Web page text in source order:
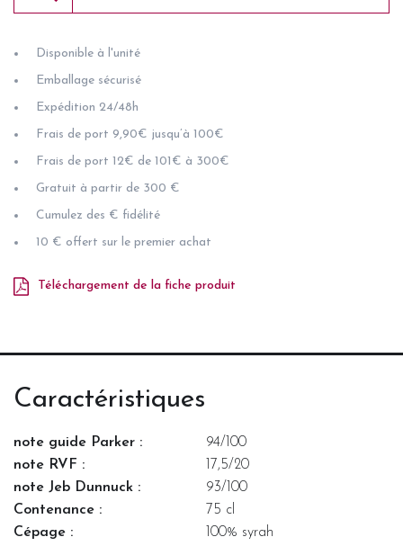
Disponible à l'unité
Emballage sécurisé
Expédition 24/48h
Frais de port 9,90€ jusqu’à 100€
Frais de port 12€ de 101€ à 300€
Gratuit à partir de 300 €
Cumulez des € fidélité
10 € offert sur le premier achat
Téléchargement de la fiche produit
Caractéristiques
note guide Parker :
94/100
note RVF :
17,5/20
note Jeb Dunnuck :
93/100
Contenance :
75 cl
Cépage :
100% syrah